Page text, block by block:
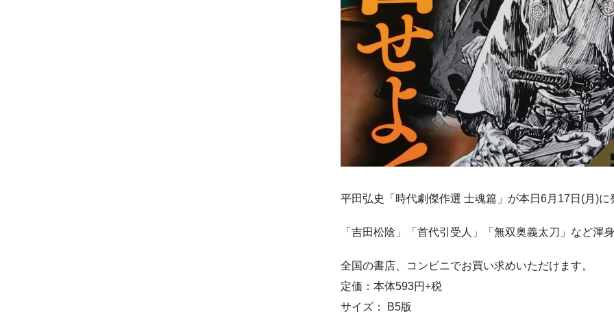
平田弘史 「時代劇傑作選 士魂篇」が本日6月17日(月)
「吉田松陰」「首代引受人」「無双奥義太刀」など渾
全国の書店、コンビニでお買い求めいただけます。
定価：本体593円+税
サイズ： B5版